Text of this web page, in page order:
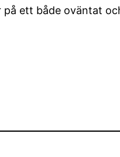
på ett både oväntat